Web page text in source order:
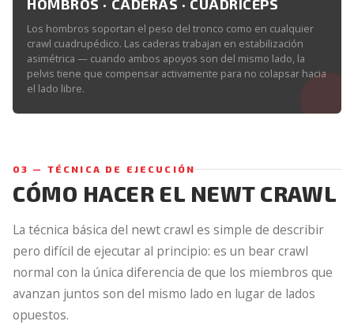
HOMBROS · CADERAS · CUÁDRICEPS
Los hombros soportan el peso del tronco como en cualquier
crawl cuadrupédico. Las caderas trabajan en estabilización
asimétrica — cuando ambos apoyos son del mismo lado, la
pelvis tiene que compensar activamente para no colapsar hacia
el lado libre.
03 — TÉCNICA DE EJECUCIÓN
CÓMO HACER EL NEWT CRAWL
La técnica básica del newt crawl es simple de describir
pero difícil de ejecutar al principio: es un bear crawl
normal con la única diferencia de que los miembros que
avanzan juntos son del mismo lado en lugar de lados
opuestos.